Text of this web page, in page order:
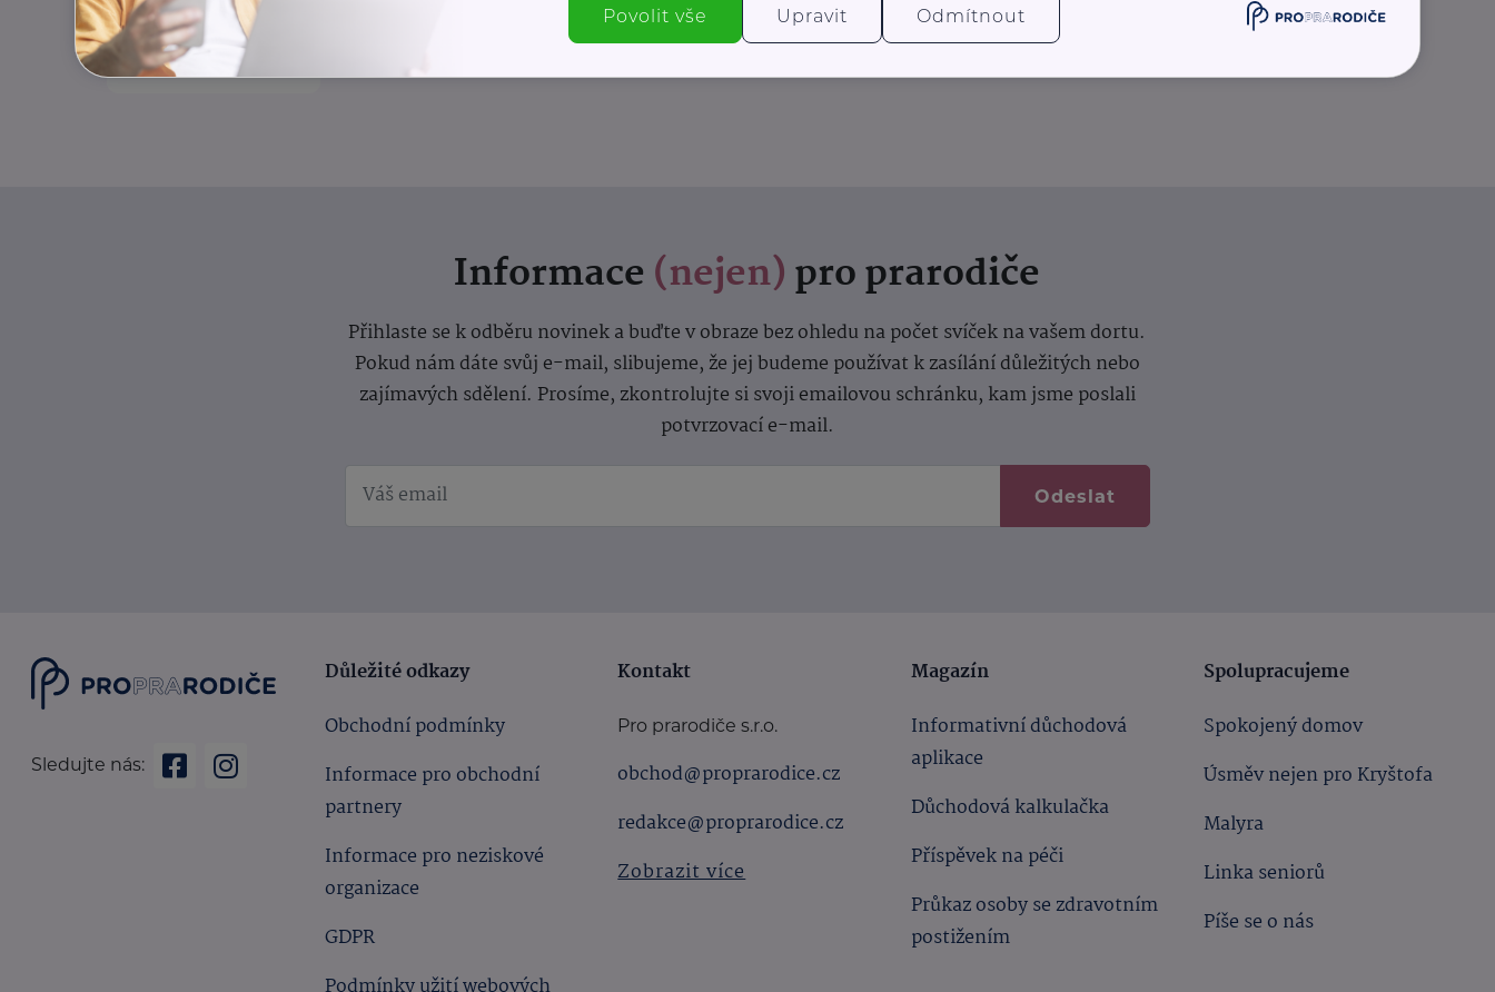
rovnováha
Odlehčovací služba
Informace (nejen)pro prarodiče
Přihlaste se k odběru novinek a buďte v obraze bez ohledu na počet svíček na vašem dortu.
Pokud nám dáte svůj e-mail, slibujeme, že jej budeme používat k zasílání důležitých nebo
zajímavých sdělení. Prosíme, zkontrolujte si svoji emailovou schránku, kam jsme poslali
potvrzovací e-mail.
Odeslat
Sledujte nás:
Důležité odkazy
Obchodní podmínky
Informace pro obchodní
partnery
Informace pro neziskové
organizace
GDPR
Kontakt
Pro prarodiče s.r.o.
obchod@proprarodice.cz
redakce@proprarodice.cz
Zobrazit více
Magazín
Informativní důchodová
aplikace
Důchodová kalkulačka
Příspěvek na péči
Průkaz osoby se zdravotním
postižením
Spolupracujeme
Spokojený domov
Úsměv nejen pro Kryštofa
Malyra
Linka seniorů
Píše se o nás
Povolit vše Upravit Odmítnout